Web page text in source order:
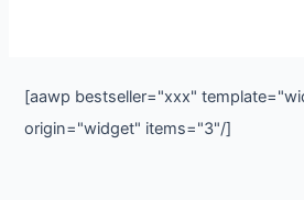
[aawp bestseller="xxx"
origin="widget" items="3"/]